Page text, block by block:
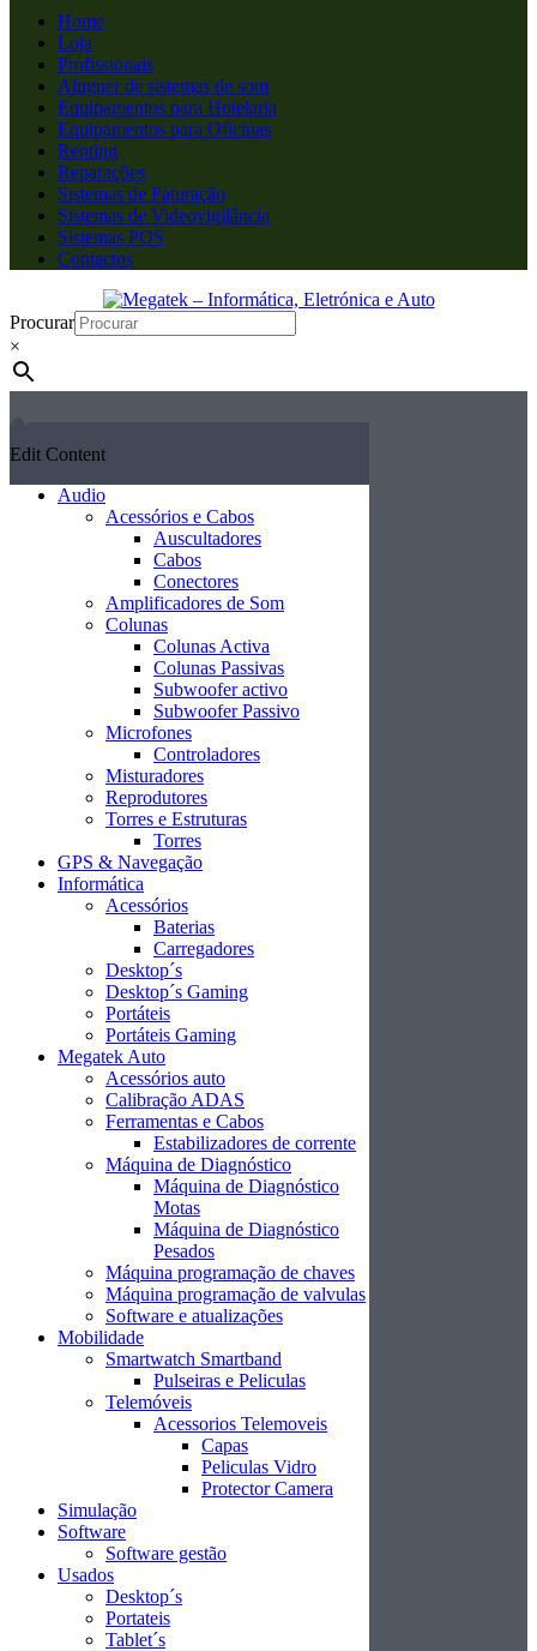
Home
Loja
Profissionais
Aluguer de sistemas de som
Equipamentos para Hotelaria
Equipamentos para Oficinas
Renting
Reparações
Sistemas de Faturação
Sistemas de Videovigilância
Sistemas POS
Contactos
Procurar
×
Edit Content
Audio
Acessórios e Cabos
Auscultadores
Cabos
Conectores
Amplificadores de Som
Colunas
Colunas Activa
Colunas Passivas
Subwoofer activo
Subwoofer Passivo
Microfones
Controladores
Misturadores
Reprodutores
Torres e Estruturas
Torres
GPS & Navegação
Informática
Acessórios
Baterias
Carregadores
Desktop´s
Desktop´s Gaming
Portáteis
Portáteis Gaming
Megatek Auto
Acessórios auto
Calibração ADAS
Ferramentas e Cabos
Estabilizadores de corrente
Máquina de Diagnóstico
Máquina de Diagnóstico
Motas
Máquina de Diagnóstico
Pesados
Máquina programação de chaves
Máquina programação de valvulas
Software e atualizações
Mobilidade
Smartwatch Smartband
Pulseiras e Peliculas
Telemóveis
Acessorios Telemoveis
Capas
Peliculas Vidro
Protector Camera
Simulação
Software
Software gestão
Usados
Desktop´s
Portateis
Tablet´s